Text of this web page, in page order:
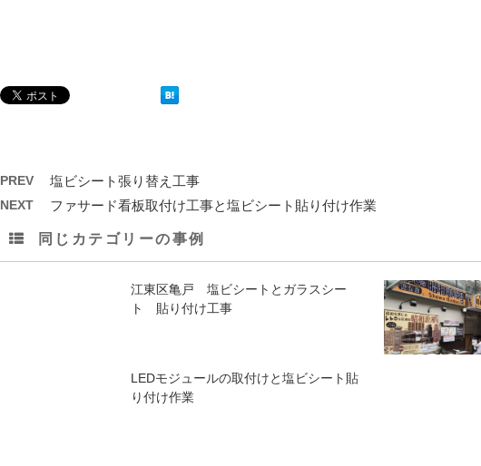
PREV 塩ビシート張り替え工事
NEXT ファサード看板取付け工事と塩ビシート貼り付け作業
同じカテゴリーの事例
江東区亀戸 塩ビシートとガラスシー
ト 貼り付け工事
LEDモジュールの取付けと塩ビシート貼
り付け作業